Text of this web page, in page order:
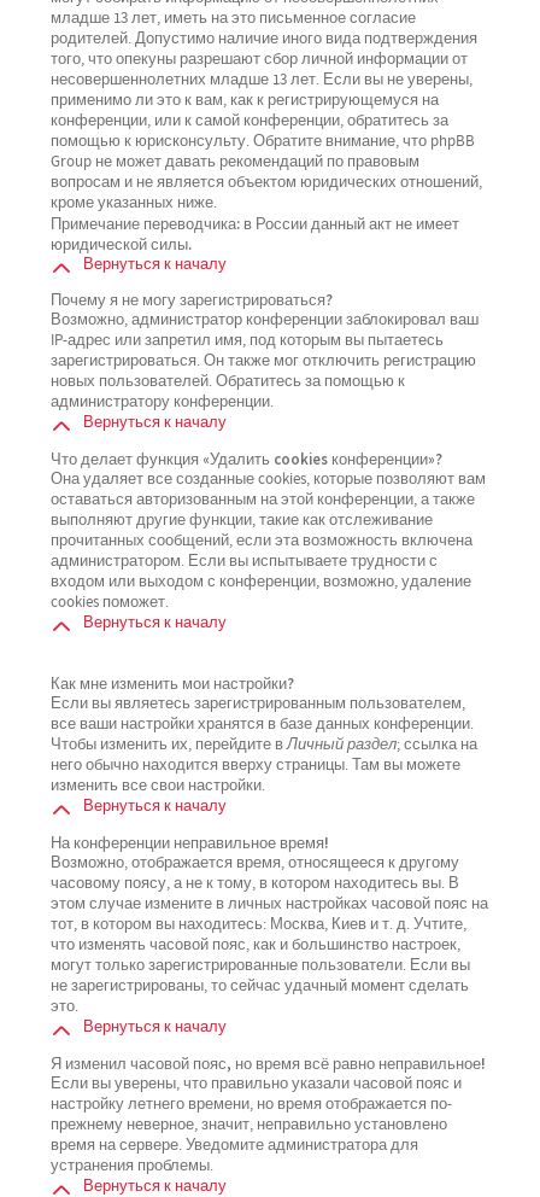
младше 13 лет, иметь на это письменное согласие
родителей. Допустимо наличие иного вида подтверждения
того, что опекуны разрешают сбор личной информации от
несовершеннолетних младше 13 лет. Если вы не уверены,
применимо ли это к вам, как к регистрирующемуся на
конференции, или к самой конференции, обратитесь за
помощью к юрисконсульту. Обратите внимание, что phpBB
Group не может давать рекомендаций по правовым
вопросам и не является объектом юридических отношений,
кроме указанных ниже.
Примечание переводчика: в России данный акт не имеет
юридической силы.
Вернуться к началу
Почему я не могу зарегистрироваться?
Возможно, администратор конференции заблокировал ваш
IP-адрес или запретил имя, под которым вы пытаетесь
зарегистрироваться. Он также мог отключить регистрацию
новых пользователей. Обратитесь за помощью к
администратору конференции.
Вернуться к началу
Что делает функция «Удалить cookies конференции»?
Она удаляет все созданные cookies, которые позволяют вам
оставаться авторизованным на этой конференции, а также
выполняют другие функции, такие как отслеживание
прочитанных сообщений, если эта возможность включена
администратором. Если вы испытываете трудности с
входом или выходом с конференции, возможно, удаление
cookies поможет.
Вернуться к началу
Как мне изменить мои настройки?
Если вы являетесь зарегистрированным пользователем,
все ваши настройки хранятся в базе данных конференции.
Чтобы изменить их, перейдите вЛичный раздел; ссылка на
него обычно находится вверху страницы. Там вы можете
изменить все свои настройки.
Вернуться к началу
На конференции неправильное время!
Возможно, отображается время, относящееся к другому
часовому поясу, а не к тому, в котором находитесь вы. В
этом случае измените в личных настройках часовой пояс на
тот, в котором вы находитесь: Москва, Киев и т. д. Учтите,
что изменять часовой пояс, как и большинство настроек,
могут только зарегистрированные пользователи. Если вы
не зарегистрированы, то сейчас удачный момент сделать
это.
Вернуться к началу
Я изменил часовой пояс, но время всё равно неправильное!
Если вы уверены, что правильно указали часовой пояс и
настройку летнего времени, но время отображается по-
прежнему неверное, значит, неправильно установлено
время на сервере. Уведомите администратора для
устранения проблемы.
Вернуться к началу